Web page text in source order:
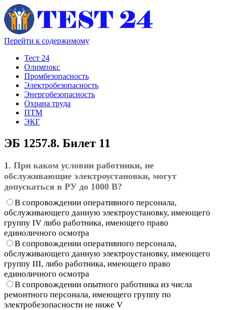
Перейти к содержимому
Тест 24
Олимпокс
Промбезопасность
Электробезопасность
Энергобезопасность
Охрана труда
ПТМ
ЭКГ
ЭБ 1257.8. Билет 11
1. При каком условии работники, не
обслуживающие электроустановки, могут
допускаться в РУ до 1000 В?
В сопровождении оперативного персонала,
обслуживающего данную электроустановку, имеющего
группу IV либо работника, имеющего право
единоличного осмотра
В сопровождении оперативного персонала,
обслуживающего данную электроустановку, имеющего
группу III, либо работника, имеющего право
единоличного осмотра
В сопровождении опытного работника из числа
ремонтного персонала, имеющего группу по
электробезопасности не ниже V